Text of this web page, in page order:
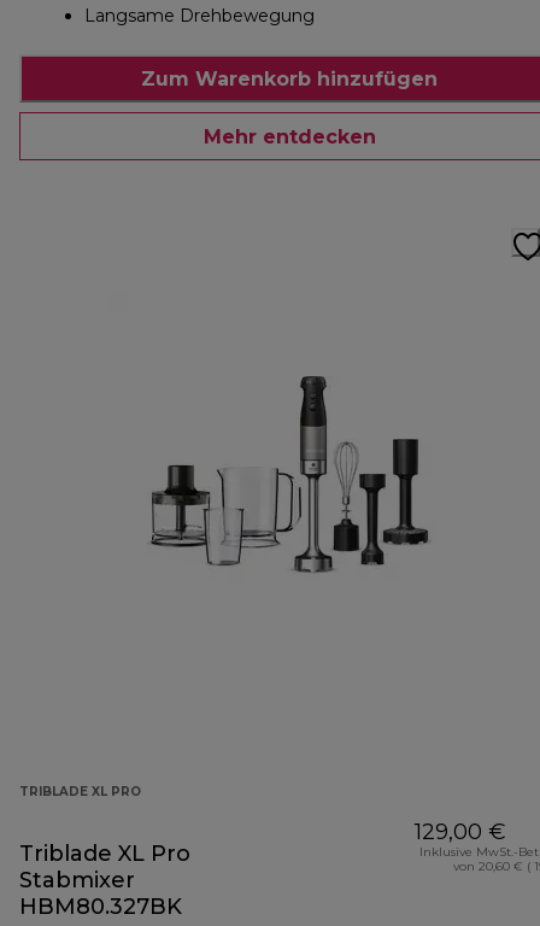
Langsame Drehbewegung
Zum Warenkorb hinzufügen
Mehr entdecken
TRIBLADE XL PRO
Triblade XL Pro
Stabmixer
HBM80.327BK
129,00 €
Inklusive MwSt.-
von 20,60 € (